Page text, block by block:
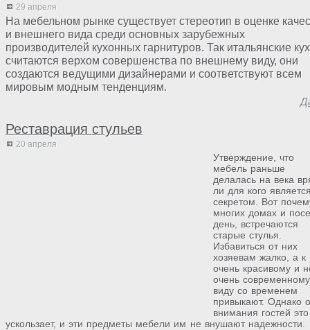
29 апреля
На мебельном рынке существует стереотип в оценке
и внешнего вида среди основных зарубежных
производителей кухонных гарнитуров. Так итальянские
считаются верхом совершенства по внешнему виду, они
создаются ведущими дизайнерами и соответствуют всем
мировым модным тенденциям.
Реставрация стульев
20 апреля
Утверждение, что
мебель раньше
делалась на века
ли для кого
секретом. Вот
многих домах и
день, встречаются
старые стулья.
Избавиться от них
хозяевам жалко, а к
очень красивому и
очень современному
виду со временем
привыкают. Однако
внимания гостей
ускользает, и эти предметы мебели им не внушают надежности.